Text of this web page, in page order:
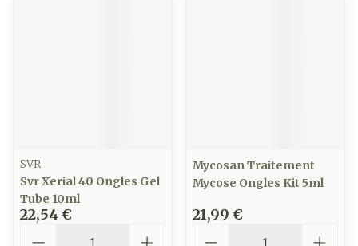
SVR
Svr Xerial 40 Ongles Gel
Tube 10ml
22,54 €
Mycosan Traitement
Mycose Ongles Kit 5ml
21,99 €